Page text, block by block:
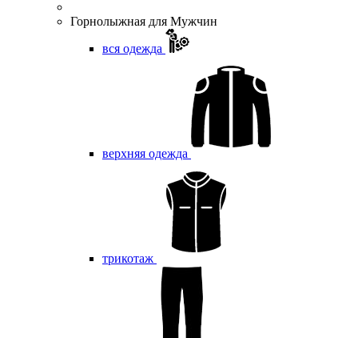
Горнолыжная для Мужчин
вся одежда
верхняя одежда
трикотаж